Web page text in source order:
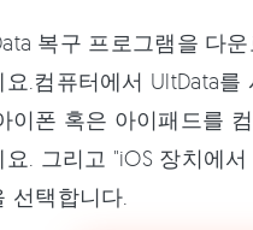
복구 프로그램을 다
요.컴퓨터에서 UltData를
이폰 혹은 아이패드를
요. 그리고 "iOS 장치에
선택합니다.